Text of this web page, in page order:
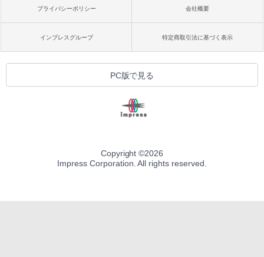
プライバシーポリシー 会社概要
インプレスグループ 特定商取引法に基づく表示
PC版で見る
Copyright ©2026
Impress Corporation. All rights reserved.